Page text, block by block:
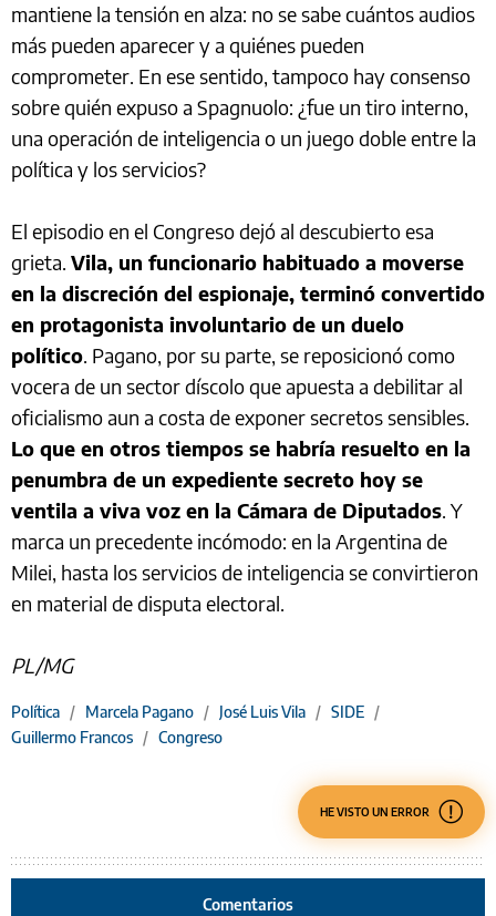
mantiene la tensión en alza: no se sabe cuántos audios
más pueden aparecer y a quiénes pueden
comprometer. En ese sentido, tampoco hay consenso
sobre quién expuso a Spagnuolo: ¿fue un tiro interno,
una operación de inteligencia o un juego doble entre la
política y los servicios?
El episodio en el Congreso dejó al descubierto esa
grieta. Vila, un funcionario habituado a moverse
en la discreción del espionaje, terminó convertido
en protagonista involuntario de un duelo
político. Pagano, por su parte, se reposicionó como
vocera de un sector díscolo que apuesta a debilitar al
oficialismo aun a costa de exponer secretos sensibles.
Lo que en otros tiempos se habría resuelto en la
penumbra de un expediente secreto hoy se
ventila a viva voz en la Cámara de Diputados. Y
marca un precedente incómodo: en la Argentina de
Milei, hasta los servicios de inteligencia se convirtieron
en material de disputa electoral.
PL/MG
Política / Marcela Pagano / José Luis Vila / SIDE /
Guillermo Francos / Congreso
HE VISTO UN ERROR
Comentarios